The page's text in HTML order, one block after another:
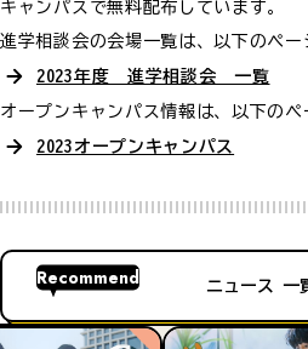
キャンパスで無料配布しています。
進学相談会の会場一覧は、以下のペー
2023年度 進学相談会 一覧
オープンキャンパス情報は、以下のペ
2023オープンキャンパス
ニュース 一
Recommend